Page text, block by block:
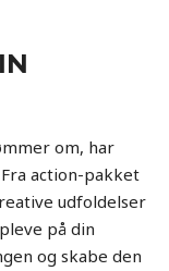
om, har
action-pakket
udfoldelser
på din
og skabe den